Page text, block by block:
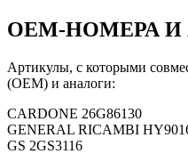
OEM-НОМЕРА
Артикулы, с которыми
(OEM) и аналоги:
CARDONE 26G86130
GENERAL RICAMBI
GS 2GS3116